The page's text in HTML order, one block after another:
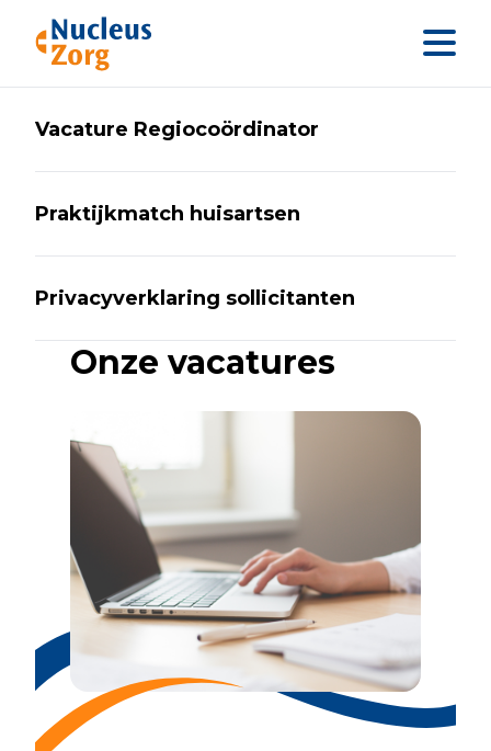
Sla menu over
Ga direct naar footer
Vacature Regiocoördinator
Praktijkmatch huisartsen
Privacyverklaring sollicitanten
Onze vacatures